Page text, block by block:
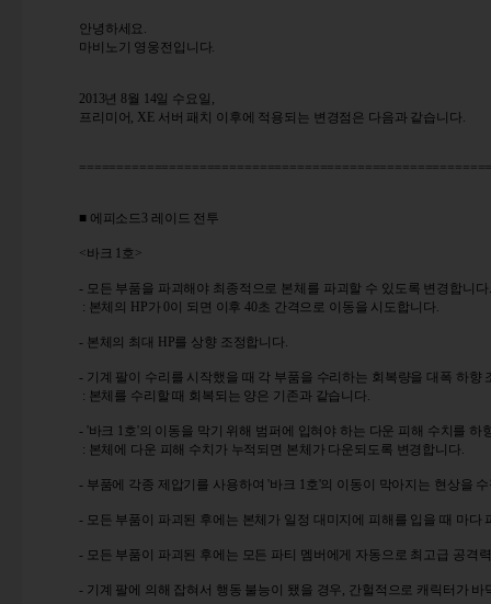
안녕하세요.
마비노기 영웅전입니다.
2013년 8월 14일 수요일,
프리미어, XE 서버 패치 이후에 적용되는 변경점은 다음과 같습니다.
■ 에피소드3 레이드 전투
<바크 1호>
- 모든 부품을 파괴해야 최종적으로 본체를 파괴할 수 있도록 변경합니다.
: 본체의 HP가 0이 되면 이후 40초 간격으로 이동을 시도합니다.
- 본체의 최대 HP를 상향 조정합니다.
- 기계 팔이 수리를 시작했을 때 각 부품을 수리하는 회복량을 대폭 하향
: 본체를 수리할 때 회복되는 양은 기존과 같습니다.
- '바크 1호'의 이동을 막기 위해 범퍼에 입혀야 하는 다운 피해 수치를 하
: 본체에 다운 피해 수치가 누적되면 본체가 다운되도록 변경합니다.
- 부품에 각종 제압기를 사용하여 '바크 1호'의 이동이 막아지는 현상을
- 모든 부품이 파괴된 후에는 본체가 일정 대미지에 피해를 입을 때 마다
- 모든 부품이 파괴된 후에는 모든 파티 멤버에게 자동으로 최고급 공격
- 기계 팔에 의해 잡혀서 행동 불능이 됐을 경우, 간헐적으로 캐릭터가